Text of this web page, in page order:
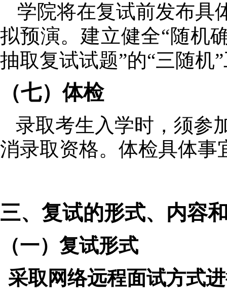
学院将在复试前发布具
拟预演。建立健全“随机
抽取复试试题”的“三随机
（七）体检
录取考生入学时，须参
消录取资格。体检具体事
三、复试的形式、 内容
（一）复试形式
采取网络远程面试方式